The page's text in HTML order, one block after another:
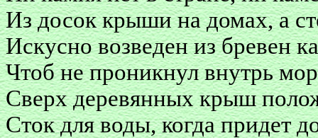
Из досок крыши на домах, а
Искусно возведен из бревен
Чтоб не проникнул внутрь
Сверх деревянных крыш
Сток для воды, когда придет